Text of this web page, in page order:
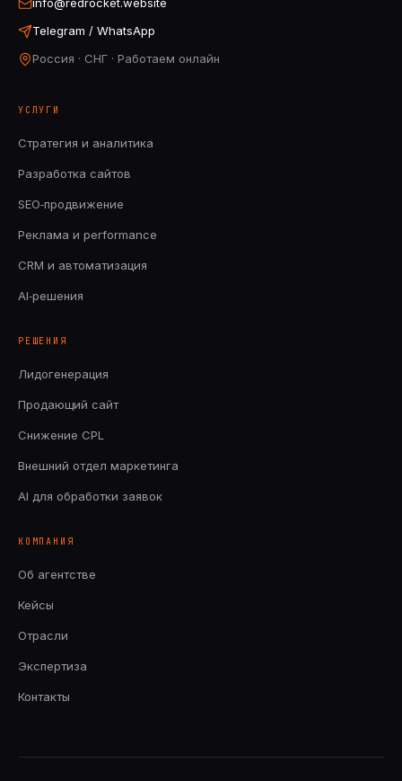
Telegram / WhatsApp
Россия · СНГ · Работаем онлайн
УСЛУГИ
Стратегия и аналитика
Разработка сайтов
SEO‑продвижение
Реклама и performance
CRM и автоматизация
AI‑решения
РЕШЕНИЯ
Лидогенерация
Продающий сайт
Снижение CPL
Внешний отдел маркетинга
AI для обработки заявок
КОМПАНИЯ
Об агентстве
Кейсы
Отрасли
Экспертиза
Контакты